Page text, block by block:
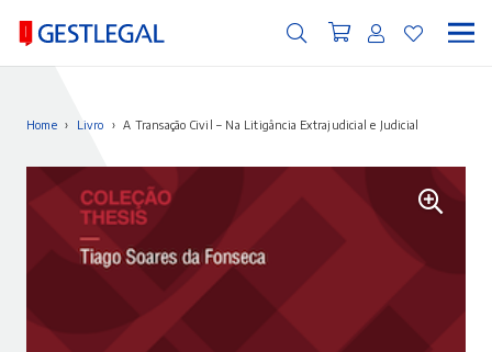
Home › Livro › A Transação Civil – Na Litigância Extrajudicial e Judicial